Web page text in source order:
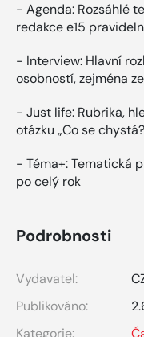
- Agenda: Rozsáhlé
redakce e15
- Interview: Hlavní
osobností, zejména
- Just life: Rubrika,
otázku „Co se
- Téma+: Tematická
po celý rok
Podrobnosti
Vydavatel:
Publikováno:
Kategorie: